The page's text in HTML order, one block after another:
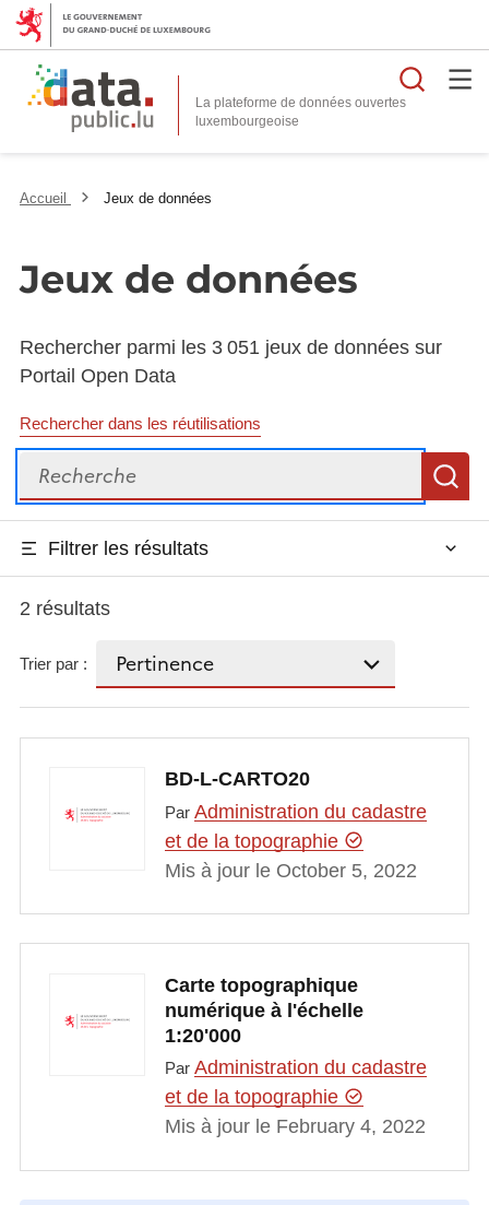
La plateforme de données ouvertes
Accueil Jeux de données
Jeux de données
Rechercher parmi les 3 051 jeux de données sur
Portail Open Data
Rechercher dans les réutilisations
Recherche
Filtrer les résultats
2 résultats
Trier par :
BD-L-CARTO20
Par Administration du cadastre
et de la topographie
Mis à jour le October 5, 2022
Carte topographique
numérique à l'échelle
1:20'000
Par Administration du cadastre
et de la topographie
Mis à jour le February 4, 2022